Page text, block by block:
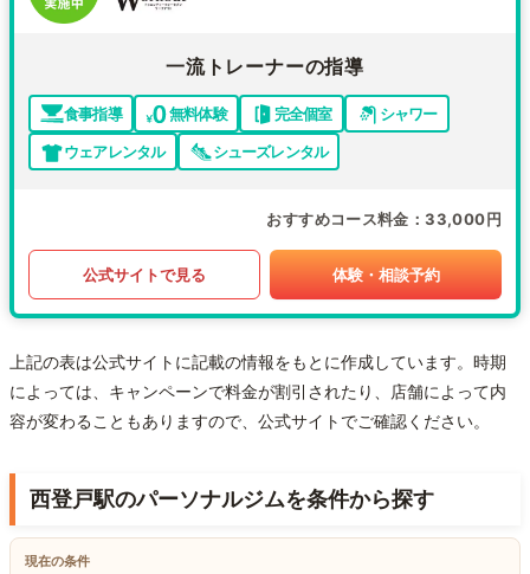
一流トレーナーの指導
食事指導 無料体験 完全個室
シャワー
ウェアレンタル
シューズレンタル
おすすめコース料金 33,000円
公式サイトで見る 体験・相談予約
上記の表は公式サイトに記載の情報をもとに作成しています。時期
によっては、キャンペーンで料金が割引されたり、店舗によって内
容が変わることもありますので、公式サイトでご確認ください。
西登戸駅のパーソナルジムを条件から探す
現在の条件